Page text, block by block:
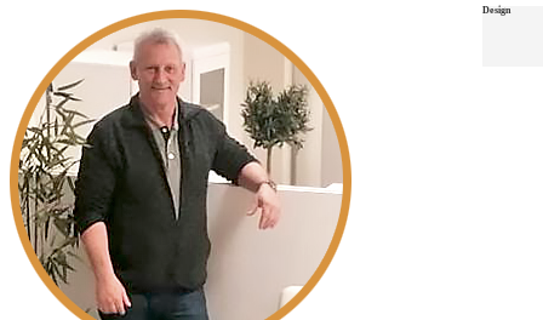
Design
Design
Design
Design
Design
Design